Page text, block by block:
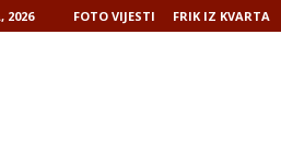
2026 FOTO VIJESTI FRIK IZ KVARTA